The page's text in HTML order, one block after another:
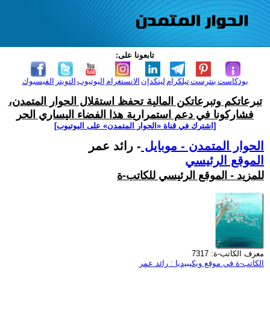
تابعونا على:
الفيسبوك التويتر اليوتيوب الانستغرام لينكدإن تيلكرامبنترست بودكاست
تبرعاتكم وتبرعاتكن المالية تحفظ استقلال الحوار المتمدن،
فشاركونا في دعم استمرارية هذا الفضاء اليساري الحر
[اشترك في قناة ‫«الحوار المتمدن» على اليوتيوب]
الحوار المتمدن - موبايل - رائد عمر
الموقع الرئيسي
للمزيد - الموقع الرئيسي للكاتب-ة
معرف الكاتب-ة: 7317
الكاتب-ة في موقع ويكيبيديا : رائد عمر